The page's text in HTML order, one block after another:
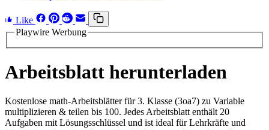
Like
Playwire Werbung
Arbeitsblatt herunterladen
Kostenlose math-Arbeitsblätter für 3. Klasse (3oa7) zu Variable
multiplizieren & teilen bis 100. Jedes Arbeitsblatt enthält 20
Aufgaben mit Lösungsschlüssel und ist ideal für Lehrkräfte und